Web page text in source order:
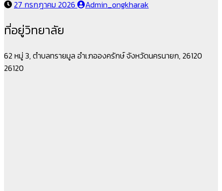
27 กรกฎาคม 2026
Admin_ongkharak
ที่อยู่วิทยาลัย
62 หมู่ 3, ตำบลทรายมูล อำเภอองครักษ์ จังหวัดนครนายก, 26120
26120